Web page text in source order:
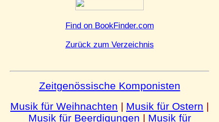
Find on BookFinder.com
Zurück zum Verzeichnis
Zeitgenössische Komponisten
Musik für Weihnachten | Musik für Ostern |
Musik für Beerdigungen | Musik für